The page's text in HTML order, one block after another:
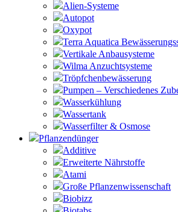
Alien-Systeme
Autopot
Oxypot
Terra Aquatica
Vertikale Anbausysteme
Wilma Anzuchtsysteme
Tröpfchenbewässerung
Pumpen – Verschiedenes
Wasserkühlung
Wassertank
Wasserfilter & Osmose
Pflanzendünger
Additive
Erweiterte Nährstoffe
Atami
Große Pflanzenwissenschaft
Biobizz